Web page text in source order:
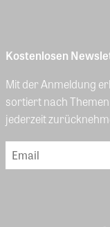
Kostenlosen
Mit der Anmeldung
sortiert nach
jederzeit